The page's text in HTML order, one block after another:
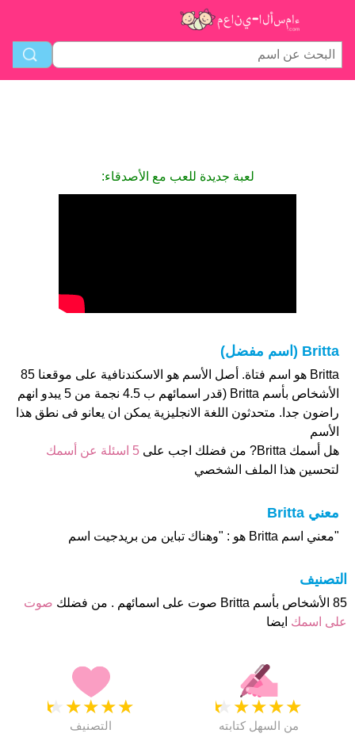
لعبة جديدة للعب مع الأصدقاء:
Britta (اسم مفضل)
Britta هو اسم فتاة. أصل الأسم هو الاسكندنافية على موقعنا 85
الأشخاص بأسم Britta (قدر اسمائهم ب 4.5 نجمة من 5 يبدو انهم
راضون جدا. متحدثون اللغة الانجليزية يمكن ان يعانو فى نطق هذا
الأسم
هل أسمك Britta? من فضلك اجب على
5 اسئلة عن أسمك
لتحسين هذا الملف الشخصي
معني Britta
"معني اسم Britta هو : "وهناك تباين من بريدجيت اسم
التصنيف
85 الأشخاص بأسم Britta صوت على اسمائهم . من فضلك
صوت
على اسمك ايضا
★
★
★
★
★
التصنيف
★
★
★
★
★
من السهل كتابته